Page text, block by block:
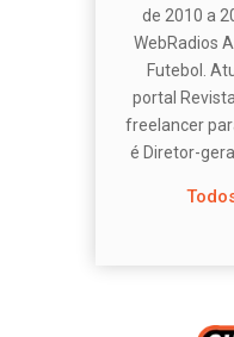
de 2010 a
WebRadios
Futebol.
portal
freelancer
é Diretor-